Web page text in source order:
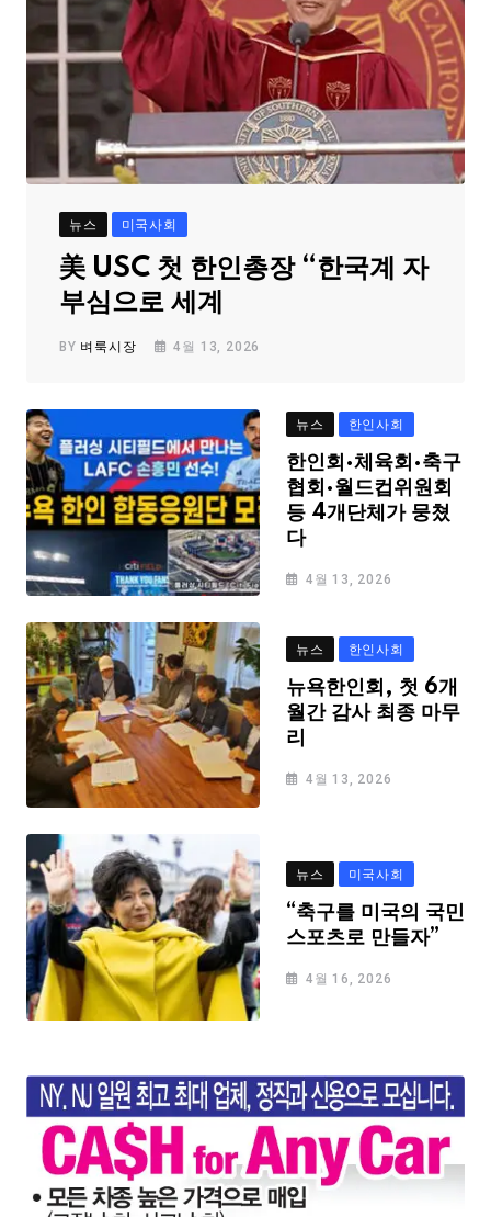
뉴스 미국사회
美 USC 첫 한인총장 “한국계 자
부심으로 세계
BY 벼룩시장 4월 13, 2026
뉴스 한인사회
한인회·체육회·축구
협회·월드컵위원회
등 4개단체가 뭉쳤
다
4월 13, 2026
뉴스 한인사회
뉴욕한인회, 첫 6개
월간 감사 최종 마무
리
4월 13, 2026
뉴스 미국사회
“축구를 미국의 국민
스포츠로 만들자”
4월 16, 2026